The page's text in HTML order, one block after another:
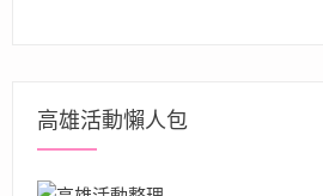
高雄活動懶人包